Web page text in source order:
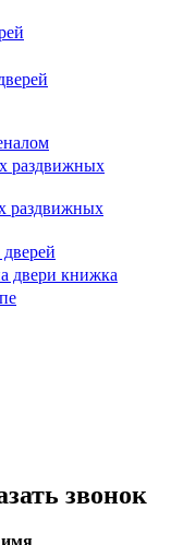
раздвижных
раздвижных
двери книжка
звонок